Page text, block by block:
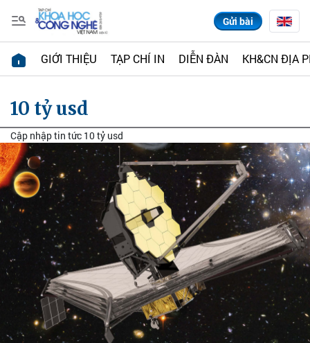
Gửi bài
GIỚI THIỆU TẠP CHÍ IN DIỄN ĐÀN KH&CN ĐỊA
10 tỷ usd
Cập nhập tin tức 10 tỷ usd